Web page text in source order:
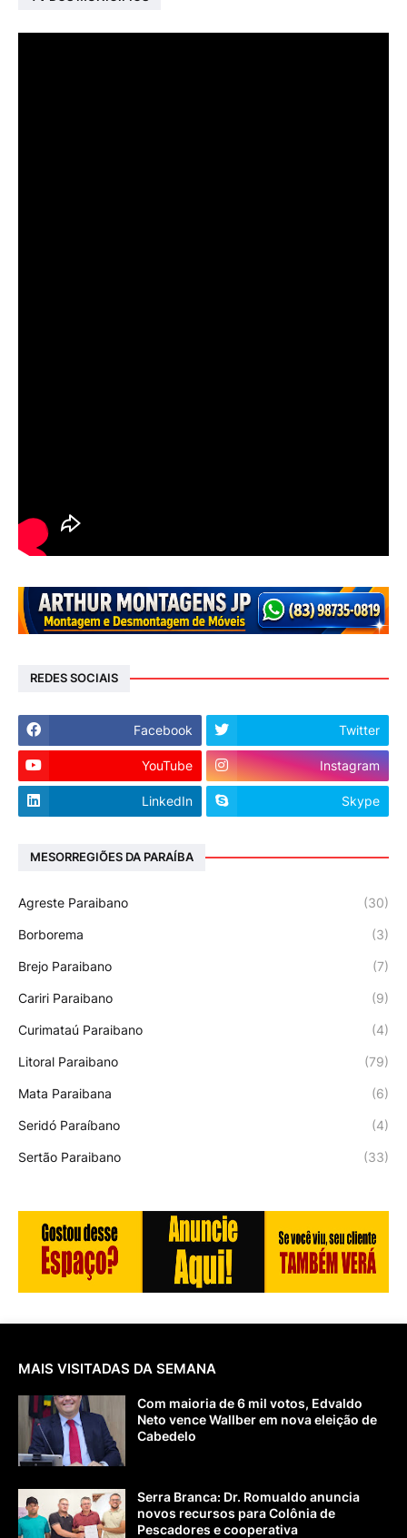
REDES SOCIAIS
Facebook Twitter
YouTube Instagram
LinkedIn Skype
MESORREGIÕES DA PARAÍBA
Agreste Paraibano (30)
Borborema (3)
Brejo Paraibano (7)
Cariri Paraibano (9)
Curimataú Paraibano (4)
Litoral Paraibano (79)
Mata Paraibana (6)
Seridó Paraíbano (4)
Sertão Paraibano (33)
MAIS VISITADAS DA SEMANA
Com maioria de 6 mil votos, Edvaldo
Neto vence Wallber em nova eleição de
Cabedelo
Serra Branca: Dr. Romualdo anuncia
novos recursos para Colônia de
Pescadores e cooperativa